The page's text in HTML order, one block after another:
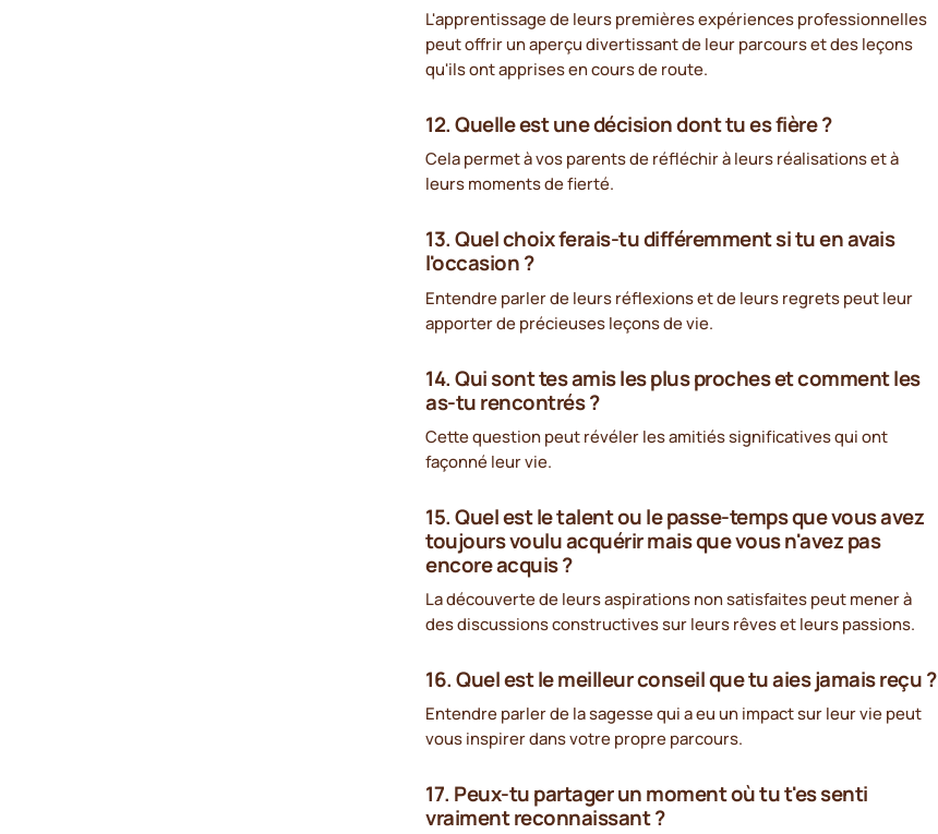
L'apprentissage de leurs premières expériences professionnelles
peut offrir un aperçu divertissant de leur parcours et des leçons
qu'ils ont apprises en cours de route.
12. Quelle est une décision dont tu es fière ?
Cela permet à vos parents de réfléchir à leurs réalisations et à
leurs moments de fierté.
13. Quel choix ferais-tu différemment si tu en avais
l'occasion ?
Entendre parler de leurs réflexions et de leurs regrets peut leur
apporter de précieuses leçons de vie.
14. Qui sont tes amis les plus proches et comment les
as-tu rencontrés ?
Cette question peut révéler les amitiés significatives qui ont
façonné leur vie.
15. Quel est le talent ou le passe-temps que vous avez
toujours voulu acquérir mais que vous n'avez pas
encore acquis ?
La découverte de leurs aspirations non satisfaites peut mener à
des discussions constructives sur leurs rêves et leurs passions.
16. Quel est le meilleur conseil que tu aies jamais reçu ?
Entendre parler de la sagesse qui a eu un impact sur leur vie peut
vous inspirer dans votre propre parcours.
17. Peux-tu partager un moment où tu t'es senti
vraiment reconnaissant ?